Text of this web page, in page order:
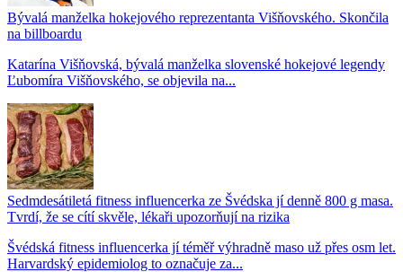
Bývalá manželka hokejového reprezentanta Višňovského. Skončila
na billboardu
Katarína Višňovská, bývalá manželka slovenské hokejové legendy
Ľubomíra Višňovského, se objevila na...
Sedmdesátiletá fitness influencerka ze Švédska jí denně 800 g masa.
Tvrdí, že se cítí skvěle, lékaři upozorňují na rizika
Švédská fitness influencerka jí téměř výhradně maso už přes osm let.
Harvardský epidemiolog to označuje za...